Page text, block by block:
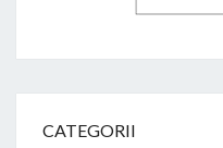
CATEGORII